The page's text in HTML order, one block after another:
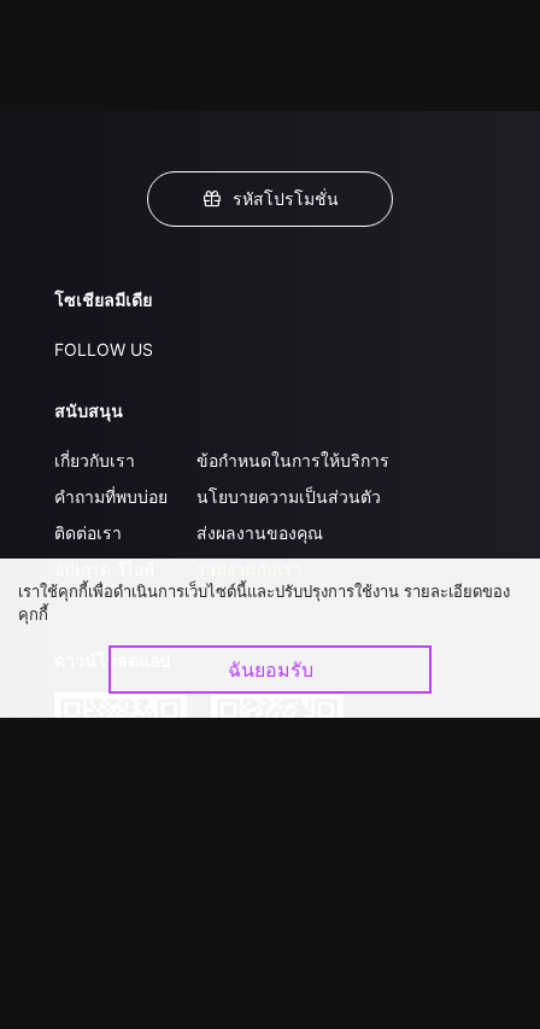
รหัสโปรโมชั่น
โซเชียลมีเดีย
FOLLOW US
สนับสนุน
เกี่ยวกับเรา
คำถามที่พบบ่อย
ติดต่อเรา
ข้อกำหนดในการให้บริการ
นโยบายความเป็นส่วนตัว
ส่งผลงานของคุณ
เราใช้คุกกี้เพื่อดำเนินการเว็บไซต์นี้และปรับปรุงการใช้งาน รายละเอียดของ
คุกกี้
ฉันยอมรับ